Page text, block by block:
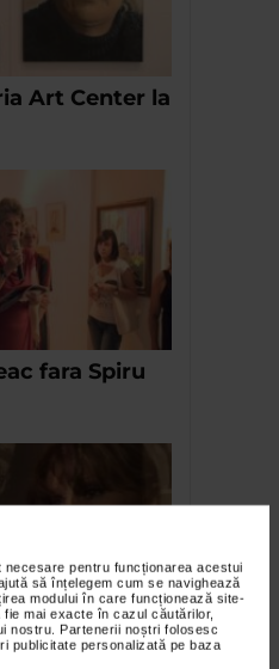
pentru funcționarea acestui
să înțelegem cum se navighează
modului în care funcționează site-
mai exacte în cazul căutărilor,
nostru. Partenerii noștri folosesc
publicitate personalizată pe baza
Art Center la
fara Spiru